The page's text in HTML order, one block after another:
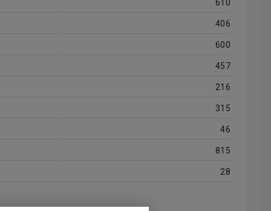
610
406
600
457
216
315
46
815
28